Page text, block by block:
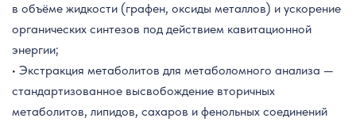
в объёме жидкости (графен, оксиды металлов) и ускорение
органических синтезов под действием кавитационной
энергии;
• Экстракция метаболитов для метаболомного анализа —
стандартизованное высвобождение вторичных
метаболитов, липидов, сахаров и фенольных соединений